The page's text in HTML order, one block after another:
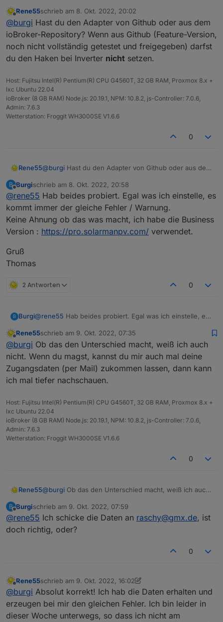
nicht.
übermittelter Wert) angezeigt werden. Das kann man
entsprechend dem eigenen Anspruch anpassen.
Für Fragen und Anregungen habe ich immer ein
offenes Ohr. Bin mal gespannt, wie viele User diesen
Adapter einsetzen werden.
Bei mir im Log steht
solarmanpv.0 info Terminated
(ADAPTER_REQUESTED_TERMINATION): Everything
done. Going to terminate till next schedule
solarmanpv.0 warn [initializeStation] error: TypeError:
response.data.stationList is not iterable
raschy/ioBroker.solarmanpv#3f0.....f7c0) in
/opt/iobroker/node_modules/iobroker.solarmanpv, node:
v16.17.0, js-controller: 4.0.23
Ich hab den mi600.
Zugangsdaten sind da.
Wo liegt mein Problem?
Vielen Dank im Voraus!
Thomas
Offline
Rene55schrieb am 8. Okt. 2022, 20:02
zuletzt editiert von
@burgi Hast du den Adapter von Github oder aus dem
ioBroker-Repository? Wenn aus Github (Feature-Version,
noch nicht vollständig getestet und freigegeben) darfst
du den Haken bei Inverter nicht setzen.
Host: Fujitsu Intel(R) Pentium(R) CPU G4560T, 32 GB RAM, Proxmox 8.x +
lxc Ubuntu 22.04
ioBroker (8 GB RAM) Node.js: 20.19.1, NPM: 10.8.2, js-Controller: 7.0.6,
Admin: 7.6.3
Wetterstation: Froggit WH3000SE V1.6.6
0
Rene55@burgi Hast du den Adapter von Github oder aus dem
Version, noch nicht vollständig getestet und
freigegeben) darfst du den Haken bei Inverternicht
setzen.
B
Offline
Burgischrieb am 8. Okt. 2022, 20:58
zuletzt editiert von
@rene55 Hab beides probiert. Egal was ich einstelle, es
kommt immer der gleiche Fehler / Warnung.
Keine Ahnung ob das was macht, ich habe die Business
Version : https://pro.solarmanpv.com/ verwendet.
Gruß
Thomas
2 Antworten 0
B Burgi@rene55 Hab beides probiert. Egal was ich einstelle, es
Keine Ahnung ob das was macht, ich habe die Business
Version : https://pro.solarmanpv.com/ verwendet.
Gruß
Thomas
Offline
Rene55schrieb am 9. Okt. 2022, 07:35
zuletzt editiert von
@burgi Ob das den Unterschied macht, weiß ich auch
nicht. Wenn du magst, kannst du mir auch mal deine
Zugangsdaten (per Mail) zukommen lassen, dann kann
ich mal tiefer nachschauen.
Host: Fujitsu Intel(R) Pentium(R) CPU G4560T, 32 GB RAM, Proxmox 8.x +
lxc Ubuntu 22.04
ioBroker (8 GB RAM) Node.js: 20.19.1, NPM: 10.8.2, js-Controller: 7.0.6,
Admin: 7.6.3
Wetterstation: Froggit WH3000SE V1.6.6
0
Rene55@burgi Ob das den Unterschied macht, weiß ich auch
Zugangsdaten (per Mail) zukommen lassen, dann kann
ich mal tiefer nachschauen.
B
Offline
Burgischrieb am 9. Okt. 2022, 07:59
zuletzt editiert von
@rene55 Ich schicke die Daten an raschy@gmx.de, ist
doch richtig, oder?
0
Offline
Rene55schrieb am 9. Okt. 2022, 16:02
zuletzt editiert von Rene5510. Sept. 2022, 18:14
@burgi Absolut korrekt! Ich hab die Daten erhalten und
erzeugen bei mir den gleichen Fehler. Ich bin leider in
dieser Woche unterwegs, so dass ich nicht am